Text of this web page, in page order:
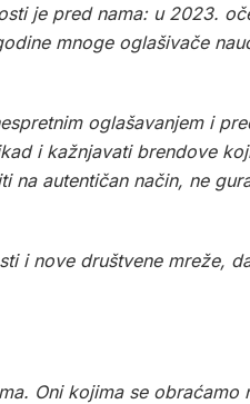
je pred nama: u 2023.
mnoge oglašivače
oglašavanjem i
i kažnjavati brendove
autentičan način, ne
i nove društvene mreže,
Oni kojima se obraćamo